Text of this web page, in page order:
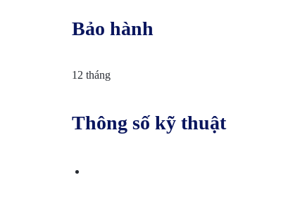
CỬA
CÔNG.CUNG
Bảo hành
12 tháng
Thông số kỹ thuật